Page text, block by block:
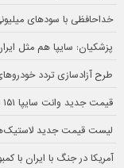
خداحافظی با سودهای میلیونی
پزشکیان: سایپا هم مثل
طرح آزادسازی تردد
قیمت جدید وانت سایپا ۱۵۱ برای مصرف‌کننده در مرداد ۱۴۰۵ اعلام شد
لیست قیمت جدید لاستیک‌های
آمریکا در جنگ با ایران